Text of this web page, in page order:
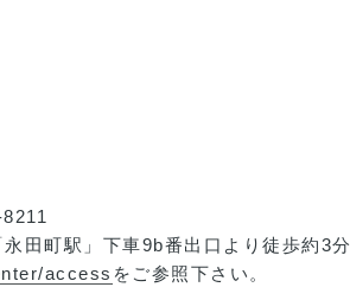
田町駅」下車9b番出口より徒歩約3分
access をご参照下さい。